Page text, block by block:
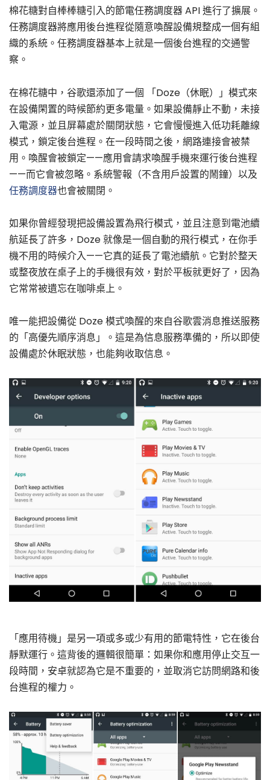
棉花糖對自棒棒糖引入的節電任務調度器 API 進行了擴展。
任務調度器將應用後台進程從隨意喚醒設備規整成一個有組
織的系統。任務調度器基本上就是一個後台進程的交通警
察。
在棉花糖中，谷歌還添加了一個 「Doze（休眠）」模式來
在設備閑置的時候節約更多電量。如果設備靜止不動，未接
入電源，並且屏幕處於關閉狀態，它會慢慢進入低功耗離線
模式，鎖定後台進程。在一段時間之後，網路連接會被禁
用。喚醒會被鎖定——應用會請求喚醒手機來運行後台進程
——而它會被忽略。系統警報（不含用戶設置的鬧鐘）以及
任務調度器也會被關閉。
如果你曾經發現把設備設置為飛行模式，並且注意到電池續
航延長了許多，Doze 就像是一個自動的飛行模式，在你手
機不用的時候介入——它真的延長了電池續航。它對於整天
或整夜放在桌子上的手機很有效，對於平板就更好了，因為
它常常被遺忘在咖啡桌上。
唯一能把設備從 Doze 模式喚醒的來自谷歌雲消息推送服務
的「高優先順序消息」。這是為信息服務準備的，所以即使
設備處於休眠狀態，也能夠收取信息。
「應用待機」是另一項或多或少有用的節電特性，它在後台
靜默運行。這背後的邏輯很簡單：如果你和應用停止交互一
段時間，安卓就認為它是不重要的，並取消它訪問網路和後
台進程的權力。